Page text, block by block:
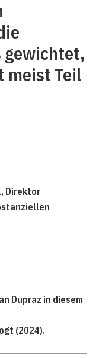
gewichtet,
meist Teil
Direktor
Dupraz in diesem
(2024).